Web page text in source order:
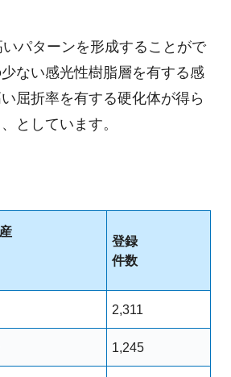
パターンを形成することがで
ない感光性樹脂層を有する感
屈折率を有する硬化体が得ら
としています。
登録
件数
2,311
1,245